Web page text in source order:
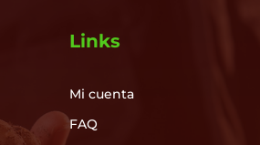
Links
Mi cuenta
FAQ